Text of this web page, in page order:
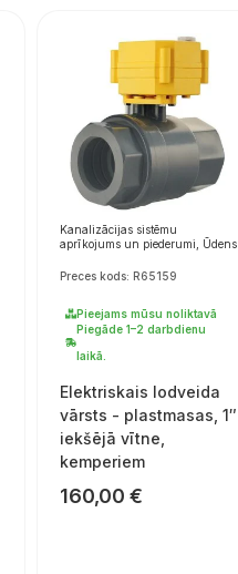
Kanalizācijas sistēmu
aprīkojums un piederumi, Ūdens
Preces kods: R65159
Pieejams mūsu noliktavā
Piegāde 1–2 darbdienu
laikā.
Elektriskais lodveida
vārsts - plastmasas, 1″
iekšējā vītne,
kemperiem
160,00 €